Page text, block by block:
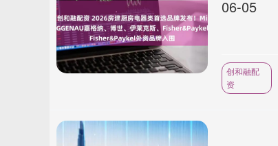
06-05
创和融配
资